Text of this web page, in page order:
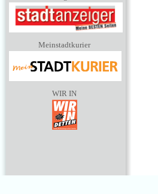
Meinstadtkurier
WIR IN